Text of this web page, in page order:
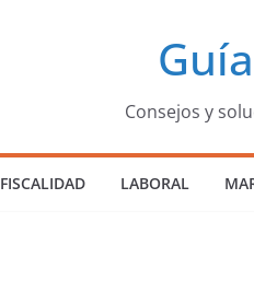
Consejos y
FISCALIDAD LABORAL